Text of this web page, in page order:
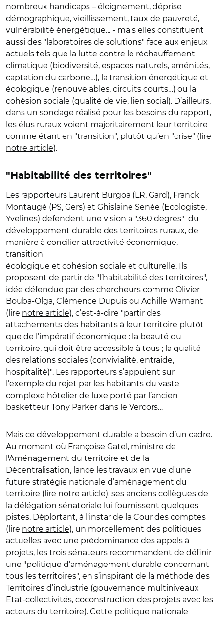
nombreux handicaps – éloignement, déprise
démographique, vieillissement, taux de pauvreté,
vulnérabilité énergétique… - mais elles constituent
aussi des "laboratoires de solutions" face aux enjeux
actuels tels que la lutte contre le réchauffement
climatique (biodiversité, espaces naturels, aménités,
captation du carbone…), la transition énergétique et
écologique (renouvelables, circuits courts…) ou la
cohésion sociale (qualité de vie, lien social). D’ailleurs,
dans un sondage réalisé pour les besoins du rapport,
les élus ruraux voient majoritairement leur territoire
comme étant en "transition", plutôt qu’en "crise" (lire
notre article).
"Habitabilité des territoires"
Les rapporteurs Laurent Burgoa (LR, Gard), Franck
Montaugé (PS, Gers) et Ghislaine Senée (Ecologiste,
Yvelines) défendent une vision à "360 degrés" du
développement durable des territoires ruraux, de
manière à concilier attractivité économique,
transition
écologique et cohésion sociale et culturelle. Ils
proposent de partir de "l’habitabilité des territoires",
idée défendue par des chercheurs comme Olivier
Bouba-Olga, Clémence Dupuis ou Achille Warnant
(lire notre article), c’est-à-dire "partir des
attachements des habitants à leur territoire plutôt
que de l’impératif économique : la beauté du
territoire, qui doit être accessible à tous ; la qualité
des relations sociales (convivialité, entraide,
hospitalité)". Les rapporteurs s’appuient sur
l’exemple du rejet par les habitants du vaste
complexe hôtelier de luxe porté par l’ancien
basketteur Tony Parker dans le Vercors…
Mais ce développement durable a besoin d’un cadre.
Au moment où Françoise Gatel, ministre de
l'Aménagement du territoire et de la
Décentralisation, lance les travaux en vue d’une
future stratégie nationale d’aménagement du
territoire (lire notre article), ses anciens collègues de
la délégation sénatoriale lui fournissent quelques
pistes. Déplortant, à l'instar de la Cour des comptes
(lire notre article), un morcellement des politiques
actuelles avec une prédominance des appels à
projets, les trois sénateurs recommandent de définir
une "politique d’aménagement durable concernant
tous les territoires", en s’inspirant de la méthode des
Territoires d’industrie (gouvernance multiniveaux
Etat-collectivités, coconstruction des projets avec les
acteurs du territoire). Cette politique nationale